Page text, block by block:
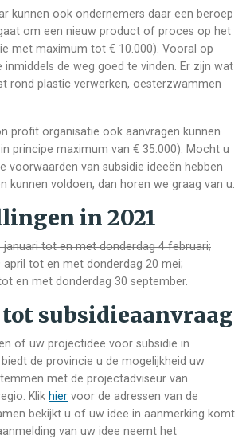
kunnen ook ondernemers daar een beroep
om een nieuw product of proces op het
met maximum tot € 10.000). Vooral op
de weg goed te vinden. Er zijn wat
rond plastic verwerken, oesterzwammen
profit organisatie ook aanvragen kunnen
principe maximum van € 35.000). Mocht u
voorwaarden van subsidie ideeën hebben
kunnen voldoen, dan horen we graag van u.
in 2021
januari tot en met donderdag 4 februari;
april tot en met donderdag 20 mei;
en met donderdag 30 september.
tot subsidieaanvraag
of uw projectidee voor subsidie in
de provincie u de mogelijkheid uw
met de projectadviseur van
Klik hier voor de adressen van de
bekijkt u of uw idee in aanmerking komt
van uw idee neemt het